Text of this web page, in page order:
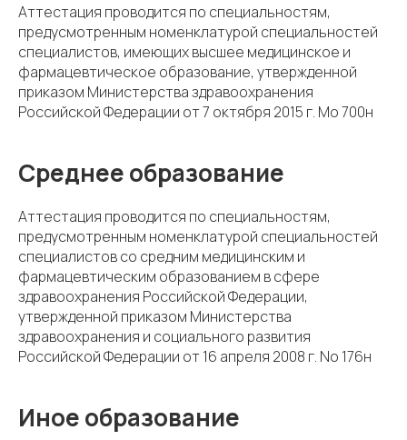
Аттестация проводится по специальностям,
предусмотренным номенклатурой специальностей
специалистов, имеющих высшее медицинское и
фармацевтическое образование, утвержденной
приказом Министерства здравоохранения
Российской Федерации от 7 октября 2015 г. Мо 700н
Среднее образование
Аттестация проводится по специальностям,
предусмотренным номенклатурой специальностей
специалистов со средним медицинским и
фармацевтическим образованием в сфере
здравоохранения Российской Федерации,
утвержденной приказом Министерства
здравоохранения и социального развития
Российской Федерации от 16 апреля 2008 г. No 176н
Иное образование